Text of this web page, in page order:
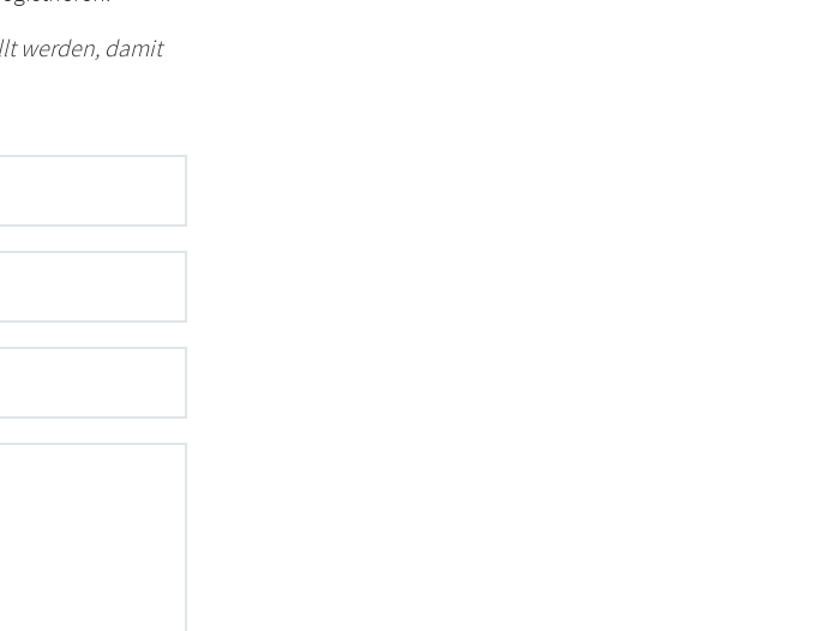
werden, damit